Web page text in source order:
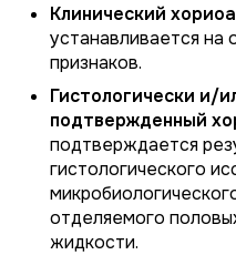
Клинический
устанавливается на
признаков.
Гистологически и/
подтвержденный
подтверждается
гистологического
отделяемого
жидкости.